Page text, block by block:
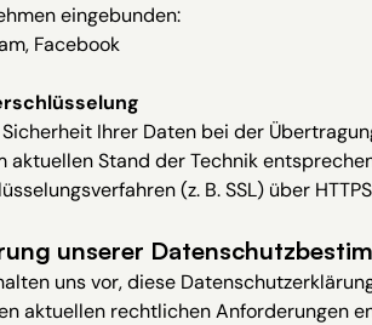
eingebunden:
Facebook
Ihrer Daten bei der
aktuellen Stand der Technik
(z. B. SSL) über
unserer
uns vor, diese
aktuellen rechtlichen Anforderungen